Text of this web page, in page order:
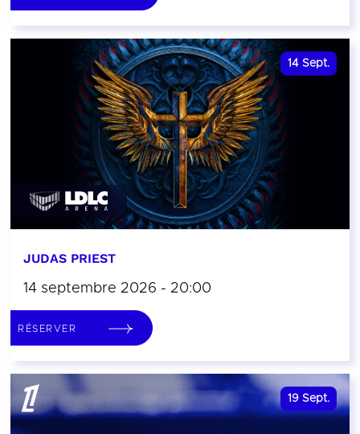
14 Sept.
JUDAS PRIEST
14 septembre 2026 - 20:00
RÉSERVER
19 Sept.